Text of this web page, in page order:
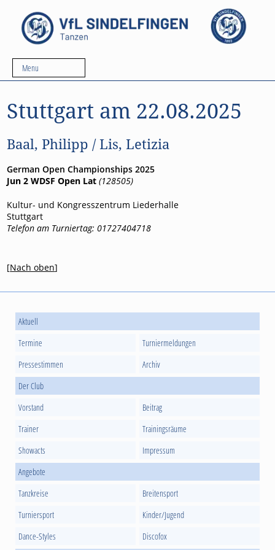
Menu
Stuttgart am 22.08.2025
Baal, Philipp / Lis, Letizia
German Open Championships 2025
Jun 2 WDSF Open Lat(128505)
Kultur- und Kongresszentrum Liederhalle
Stuttgart
Telefon am Turniertag: 01727404718
[Nach oben]
Aktuell
Termine
Turniermeldungen
Pressestimmen
Archiv
Der Club
Vorstand
Beitrag
Trainer
Trainingsräume
Showacts
Impressum
Angebote
Tanzkreise
Breitensport
Turniersport
Kinder/Jugend
Dance-Styles
Discofox